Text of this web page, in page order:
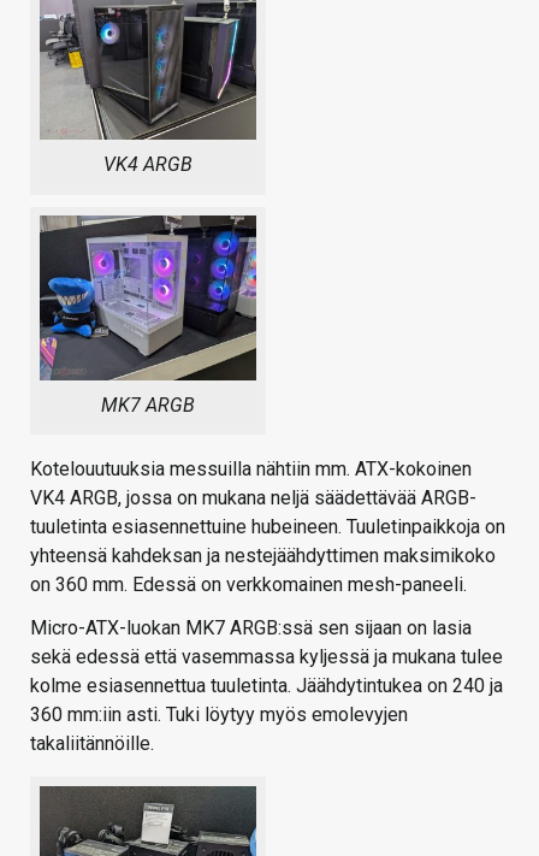
VK4 ARGB
MK7 ARGB
Kotelouutuuksia messuilla nähtiin mm. ATX-kokoinen
VK4 ARGB, jossa on mukana neljä säädettävää ARGB-
tuuletinta esiasennettuine hubeineen. Tuuletinpaikkoja on
yhteensä kahdeksan ja nestejäähdyttimen maksimikoko
on 360 mm. Edessä on verkkomainen mesh-paneeli.
Micro-ATX-luokan MK7 ARGB:ssä sen sijaan on lasia
sekä edessä että vasemmassa kyljessä ja mukana tulee
kolme esiasennettua tuuletinta. Jäähdytintukea on 240 ja
360 mm:iin asti. Tuki löytyy myös emolevyjen
takaliitännöille.